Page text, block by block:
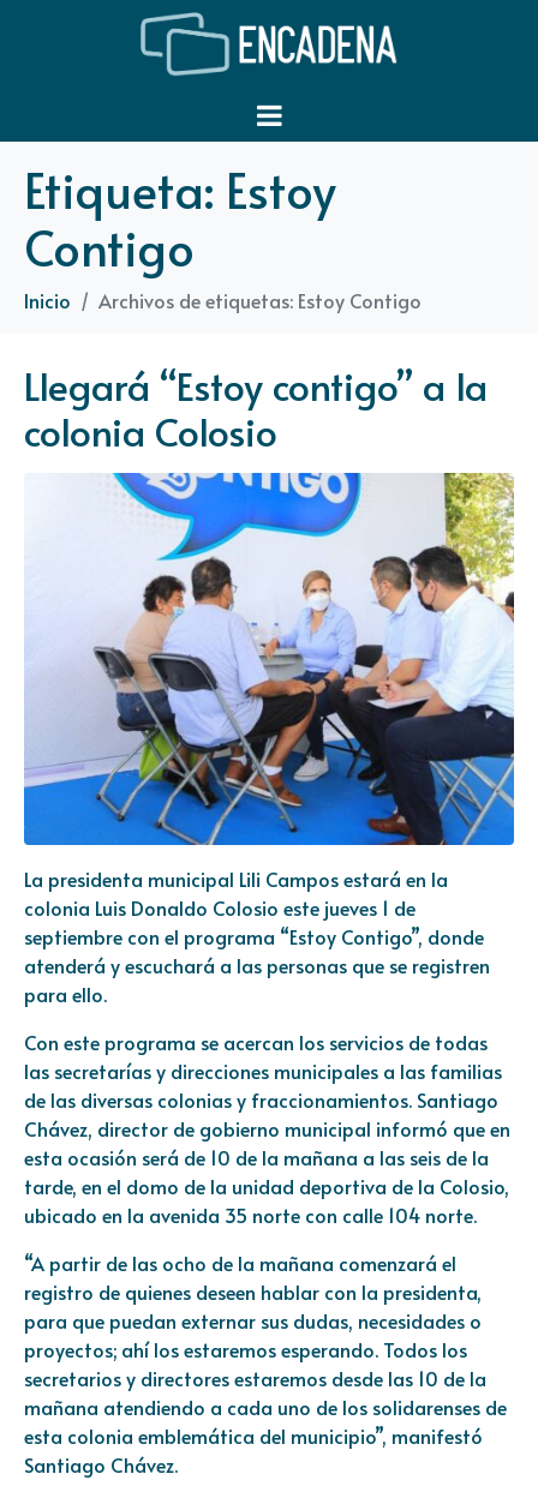
Etiqueta: Estoy
Contigo
Inicio Archivos de etiquetas: Estoy Contigo
Llegará “Estoy contigo” a la
colonia Colosio
La presidenta municipal Lili Campos estará en la
colonia Luis Donaldo Colosio este jueves 1 de
septiembre con el programa “Estoy Contigo”, donde
atenderá y escuchará a las personas que se registren
para ello.
Con este programa se acercan los servicios de todas
las secretarías y direcciones municipales a las familias
de las diversas colonias y fraccionamientos. Santiago
Chávez, director de gobierno municipal informó que en
esta ocasión será de 10 de la mañana a las seis de la
tarde, en el domo de la unidad deportiva de la Colosio,
ubicado en la avenida 35 norte con calle 104 norte.
“A partir de las ocho de la mañana comenzará el
registro de quienes deseen hablar con la presidenta,
para que puedan externar sus dudas, necesidades o
proyectos; ahí los estaremos esperando. Todos los
secretarios y directores estaremos desde las 10 de la
mañana atendiendo a cada uno de los solidarenses de
esta colonia emblemática del municipio”, manifestó
Santiago Chávez.